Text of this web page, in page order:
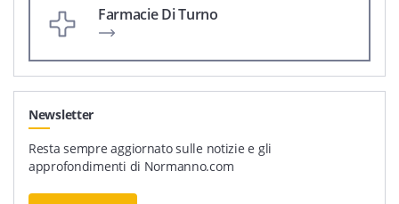
Farmacie Di Turno
Newsletter
Resta sempre aggiornato sulle notizie e gli
approfondimenti di Normanno.com